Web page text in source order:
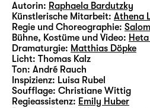
Autorin: Raphaela Bardutzky
Künstlerische Mitarbeit: Athena
Regie und Choreographie:
Bühne, Kostüme und Video:
Dramaturgie: Matthias Döpke
Licht: Thomas Kalz
Ton: André Rauch
Inspizienz: Luisa Rubel
Soufflage: Christiane Wittig
Regieassistenz: Emily Huber